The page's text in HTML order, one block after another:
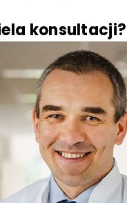
konsultacji?